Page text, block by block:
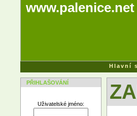
www.palenice.net
Hlavní
PŘIHLAŠOVÁNÍ
Uživatelské jméno: